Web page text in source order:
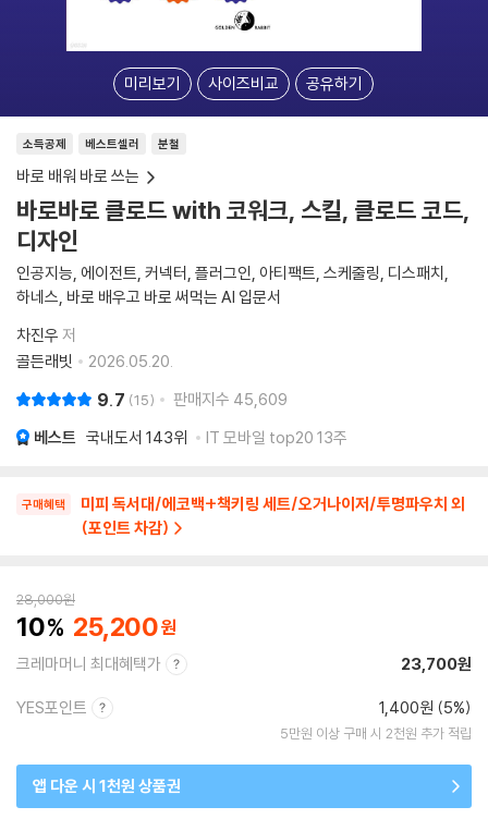
미리보기 사이즈비교 공유하기
소득공제 베스트셀러 분철
바로 배워 바로 쓰는
바로바로 클로드 with 코워크, 스킬, 클로드 코드,
디자인
인공지능, 에이전트, 커넥터, 플러그인, 아티팩트, 스케줄링, 디스패치,
하네스, 바로 배우고 바로 써먹는 AI 입문서
차진우 저
골든래빗
2026.05.20.
9.7 15 판매지수 45,609
베스트 국내도서 143위 IT 모바일 top20 13주
구매혜택
미피 독서대/에코백+책키링 세트/오거나이저/투명파우치 외
(포인트 차감)
28,000원
10 25,200
크레마머니 최대혜택가 23,700원
YES포인트 1,400원 (5%)
5만원 이상 구매 시 2천원 추가 적립
앱 다운 시 1천원 상품권